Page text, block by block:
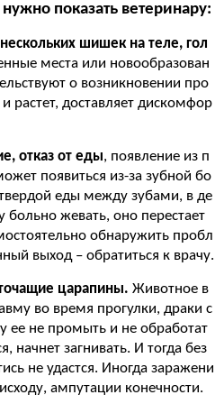
показать ветеринару:
шишек на теле, гол
места или новообразован
о возникновении про
доставляет дискомфор
отказ от еды, появление из п
появиться из-за зубной бо
еды между зубами, в де
жевать, оно перестает
обнаружить пробл
выход – обратиться к врачу.
царапины. Животное в
во время прогулки, драки с
ее не промыть и не обработат
начнет загнивать. И тогда без
не удастся. Иногда заражени
ампутации конечности.